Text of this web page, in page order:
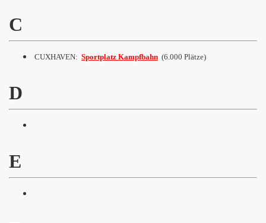
C
CUXHAVEN: Sportplatz Kampfbahn (6.000 Plätze)
D
E